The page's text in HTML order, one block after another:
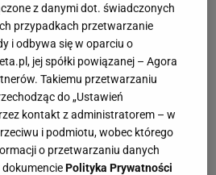
z danymi dot. świadczonych
przypadkach przetwarzanie
i odbywa się w oparciu o
jej spółki powiązanej – Agora
Takiemu przetwarzaniu
do „Ustawień
kontakt z administratorem – w
i podmiotu, wobec którego
o przetwarzaniu danych
dokumenciePolityka Prywatności